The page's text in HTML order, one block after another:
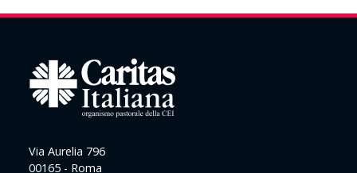
Via Aurelia 796
00165 - Roma